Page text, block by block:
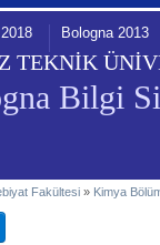
TEKNİK
Bilgi
Bologna 2013
Fakültesi » Kimya